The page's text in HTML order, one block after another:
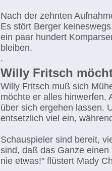
Nach der zehnten
Es stört Berger
ein paar hundert
bleiben.
.
Willy Fritsch
Willy Fritsch muß sich
möchte er alles hinwerfen.
über sich ergehen lassen.
entsetzlich viel ein,
Schauspieler sind bereit,
sind, daß das Ganze einen
nie etwas!" flüstert Mady